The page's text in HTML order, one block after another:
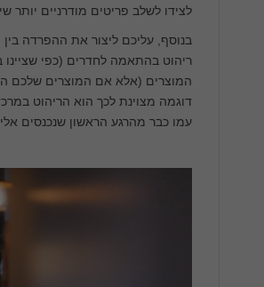
לצידו לשלב פריטים מודרניים יותר
בנוסף, עליכם ליצור את ההפרדה
ריהוט בהתאמה לחדרים (כפי
המוצרים (אלא אם המוצרים שלכם
דוגמה מצוינת לכך הוא הריהוט
עמו כבר מהרגע הראשון שנכנסים